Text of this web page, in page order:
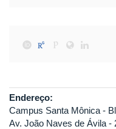
Endereço:
Campus Santa Mônica -
Av. João Naves de Ávila -